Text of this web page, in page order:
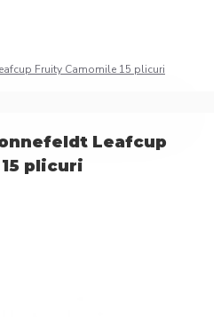
Fruity Camomile 15 plicuri
Leafcup
plicuri